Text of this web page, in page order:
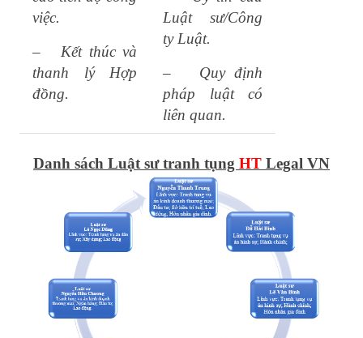
việc.
–Kết thúc và
thanh lý Hợp
đồng.
Luật sư/Công
ty Luật.
– Quy định
pháp luật có
liên quan.
Danh sách Luật sư tranh tụng HT Legal VN